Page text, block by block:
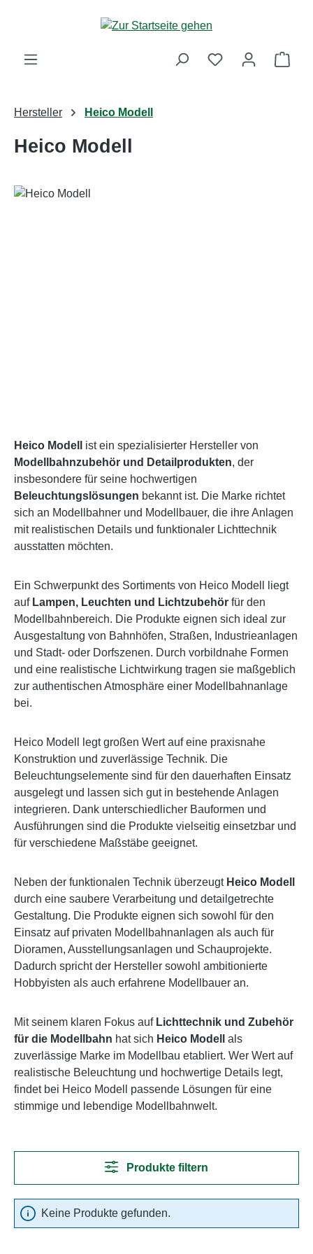
Zum Hauptinhalt springen
Hersteller Heico Modell
Heico Modell
Heico Modell
ist ein spezialisierter Hersteller von
Modellbahnzubehör und Detailprodukten, der
insbesondere für seine hochwertigen
Beleuchtungslösungen bekannt ist. Die Marke richtet
sich an Modellbahner und Modellbauer, die ihre Anlagen
mit realistischen Details und funktionaler Lichttechnik
ausstatten möchten.
Ein Schwerpunkt des Sortiments von Heico Modell liegt
auf Lampen, Leuchten und Lichtzubehör für den
Modellbahnbereich. Die Produkte eignen sich ideal zur
Ausgestaltung von Bahnhöfen, Straßen, Industrieanlagen
und Stadt- oder Dorfszenen. Durch vorbildnahe Formen
und eine realistische Lichtwirkung tragen sie maßgeblich
zur authentischen Atmosphäre einer Modellbahnanlage
bei.
Heico Modell legt großen Wert auf eine praxisnahe
Konstruktion und zuverlässige Technik. Die
Beleuchtungselemente sind für den dauerhaften Einsatz
ausgelegt und lassen sich gut in bestehende Anlagen
integrieren. Dank unterschiedlicher Bauformen und
Ausführungen sind die Produkte vielseitig einsetzbar und
für verschiedene Maßstäbe geeignet.
Neben der funktionalen Technik überzeugt Heico Modell
durch eine saubere Verarbeitung und detailgetrechte
Gestaltung. Die Produkte eignen sich sowohl für den
Einsatz auf privaten Modellbahnanlagen als auch für
Dioramen, Ausstellungsanlagen und Schauprojekte.
Dadurch spricht der Hersteller sowohl ambitionierte
Hobbyisten als auch erfahrene Modellbauer an.
Mit seinem klaren Fokus auf Lichttechnik und Zubehör
für die Modellbahn hat sich Heico Modell
als
zuverlässige Marke im Modellbau etabliert. Wer Wert auf
realistische Beleuchtung und hochwertige Details legt,
findet bei Heico Modell passende Lösungen für eine
stimmige und lebendige Modellbahnwelt.
Produkte filtern
Keine Produkte gefunden.